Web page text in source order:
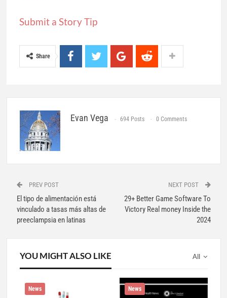
Submit a Story Tip
Share
Evan Vega 694 Posts 0 Comments
PREV POST
El tipo de alimentación está
vinculado a tasas más altas de
preeclampsia en latinas
NEXT POST
29+ Better Game Software To
Victory Real money Inside the
2024
All
YOU MIGHT ALSO LIKE
News News